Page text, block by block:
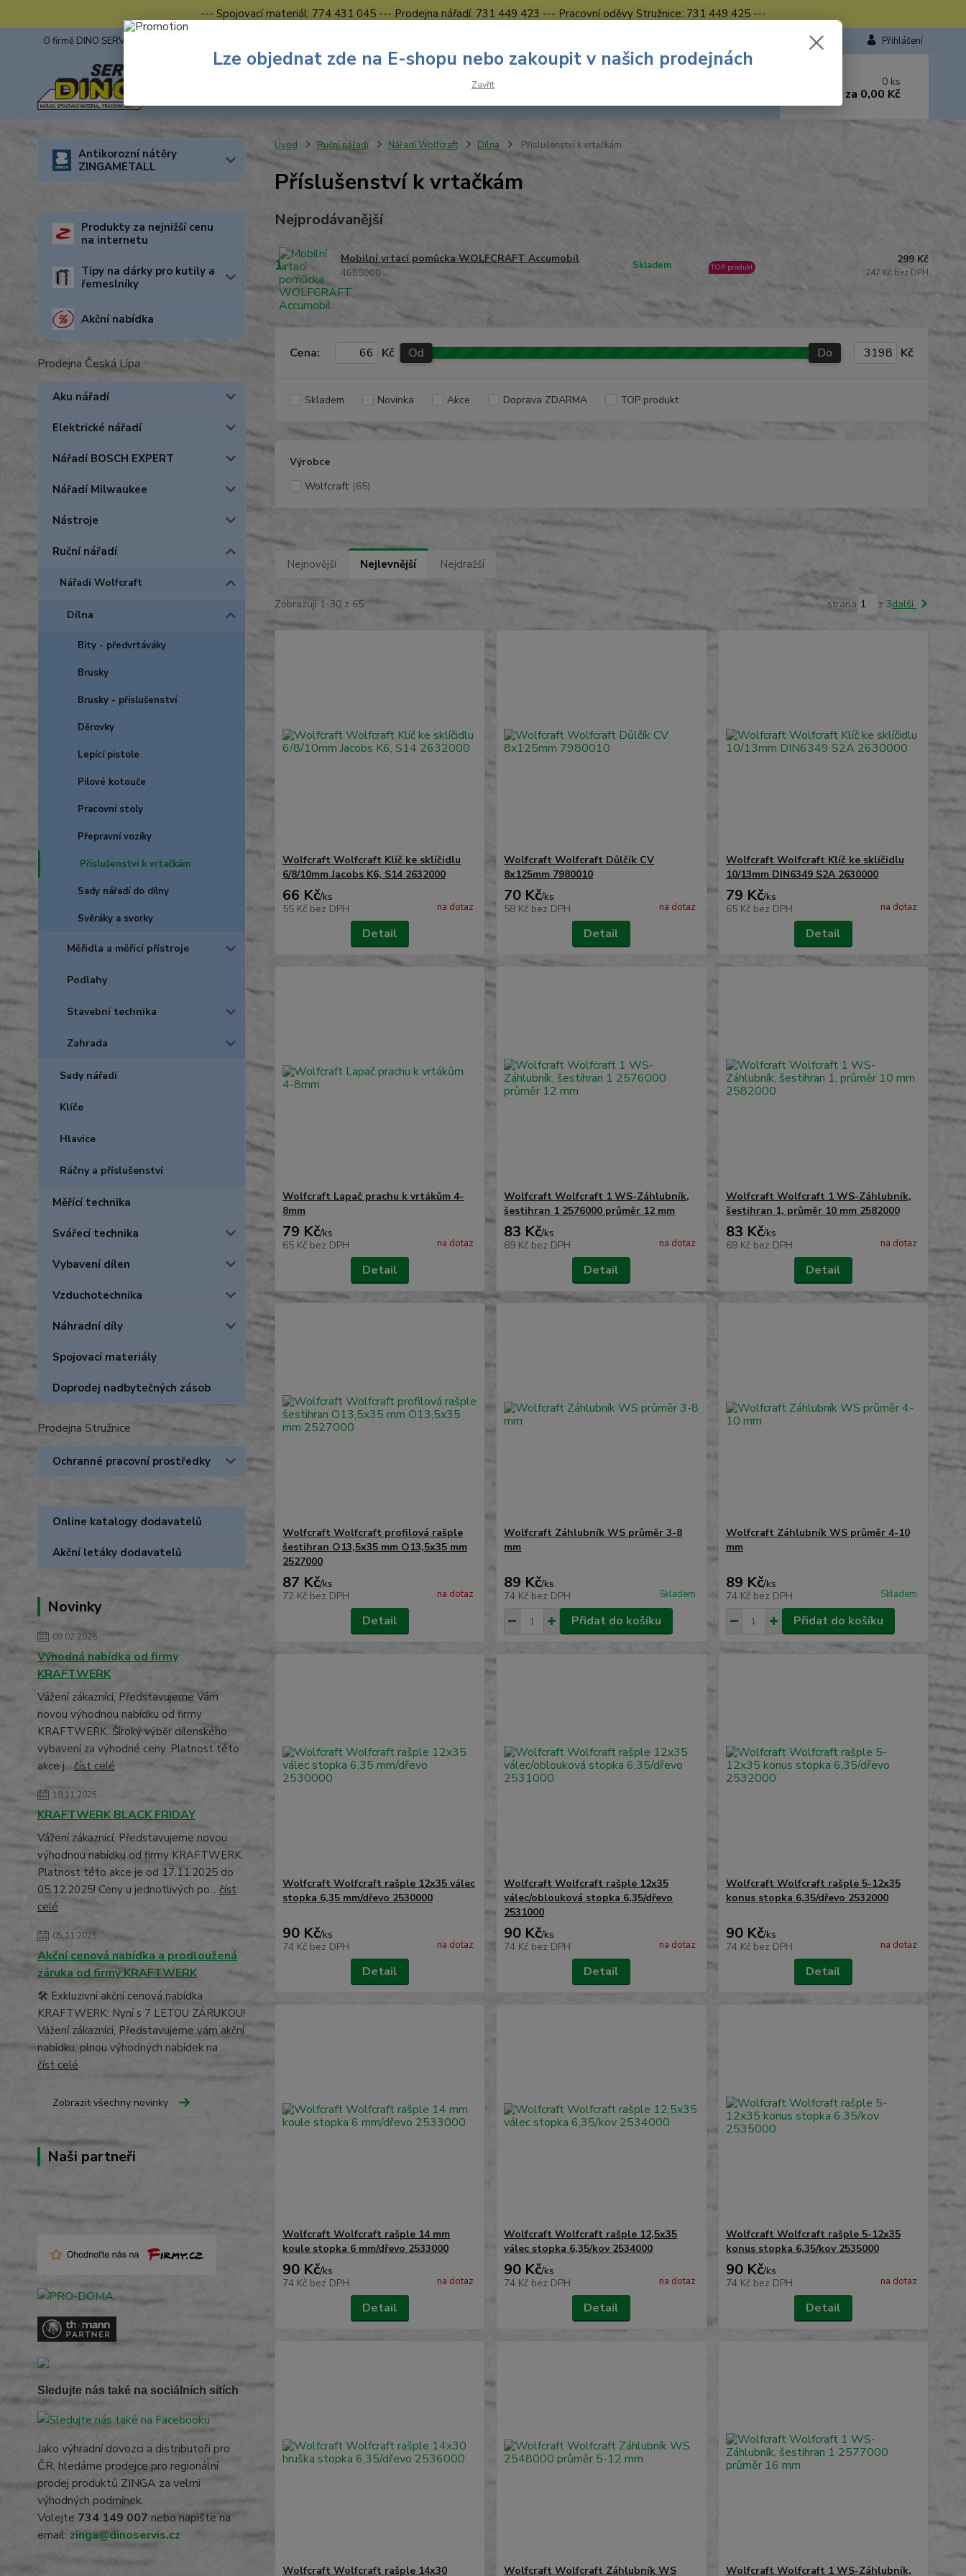
--- Spojovací materiál: 774 431 045 --- Prodejna nářadí: 731 449 423 --- Pracovní oděvy Stružnice: 731 449 425 ---
O firmě DINO SERVIS s.r.o. Přihlášení
Hledat
Nevíte si rady? Zavolejte.
0 ks
za 0,00 Kč
Antikorozní nátěry
ZINGAMETALL
Produkty za nejnižší cenu
na internetu
Tipy na dárky pro kutily a
řemeslníky
Akční nabídka
Prodejna Česká Lípa
Aku nářadí
Elektrické nářadí
Nářadí BOSCH EXPERT
Nářadí Milwaukee
Nástroje
Ruční nářadí
Nářadí Wolfcraft
Dílna
Bity - předvrtáváky
Brusky
Brusky - příslušenství
Děrovky
Lepící pistole
Pilové kotouče
Pracovní stoly
Přepravní vozíky
Příslušenství k vrtačkám
Sady nářadí do dílny
Svěráky a svorky
Měřidla a měřicí přístroje
Podlahy
Stavební technika
Zahrada
Sady nářadí
Klíče
Hlavice
Ráčny a příslušenství
Měřící technika
Svářecí technika
Vybavení dílen
Vzduchotechnika
Náhradní díly
Spojovací materiály
Doprodej nadbytečných zásob
Prodejna Stružnice
Ochranné pracovní prostředky
Online katalogy dodavatelů
Akční letáky dodavatelů
Novinky
09.02.2026
Výhodná nabídka od firmy
KRAFTWERK
Vážení zákaznící, Představujeme Vám
novou výhodnou nabídku od firmy
KRAFTWERK. Široký výběr dílenského
vybavení za výhodné ceny. Platnost této
akce j... číst celé
19.11.2025
KRAFTWERK BLACK FRIDAY
Vážení zákaznící, Představujeme novou
výhodnou nabídku od firmy KRAFTWERK.
Platnost této akce je od 17.11.2025 do
05.12.2025! Ceny u jednotlivých po... číst
celé
05.11.2025
Akční cenová nabídka a prodloužená
záruka od firmy KRAFTWERK
🛠️ Exkluzivní akční cenová nabídka
KRAFTWERK: Nyní s 7 LETOU ZÁRUKOU!
Vážení zákazníci, Představujeme vám akční
nabídku, plnou výhodných nabídek na ...
číst celé
Zobrazit všechny novinky
Naši partneři
Sledujte nás také na sociálních sítích
Jako výhradní dovozci a distributoři pro
ČR, hledáme prodejce pro regionální
prodej produktů ZINGA za velmi
výhodných podmínek.
Volejte 734 149 007 nebo napište na
email: zinga@dinoservis.cz
Úvod Ruční nářadí Nářadí Wolfcraft Dílna Příslušenství k vrtačkám
Příslušenství k vrtačkám
Nejprodávanější
1. Mobilní vrtací pomůcka WOLFCRAFT Accumobil
4685000
Skladem TOP produkt
299 Kč
247 Kč bez DPH
Cena: Kč Od Do Kč
Skladem Novinka Akce Doprava ZDARMA TOP produkt
Výrobce
Wolfcraft (65)
Nejnovější Nejlevnější Nejdražší
Zobrazuji 1-30 z 65 strana z 3další
Wolfcraft Wolfcraft Klíč ke sklíčidlu
6/8/10mm Jacobs K6, S14 2632000
66 Kč/ks
55 Kč bez DPH na dotaz
Detail
Wolfcraft Wolfcraft Důlčík CV
8x125mm 7980010
70 Kč/ks
58 Kč bez DPH na dotaz
Detail
Wolfcraft Wolfcraft Klíč ke sklíčidlu
10/13mm DIN6349 S2A 2630000
79 Kč/ks
65 Kč bez DPH na dotaz
Detail
Wolfcraft Lapač prachu k vrtákům 4-
8mm
79 Kč/ks
65 Kč bez DPH na dotaz
Detail
Wolfcraft Wolfcraft 1 WS-Záhlubník,
šestihran 1 2576000 průměr 12 mm
83 Kč/ks
69 Kč bez DPH na dotaz
Detail
Wolfcraft Wolfcraft 1 WS-Záhlubník,
šestihran 1, průměr 10 mm 2582000
83 Kč/ks
69 Kč bez DPH na dotaz
Detail
Wolfcraft Wolfcraft profilová rašple
šestihran O13,5x35 mm O13,5x35 mm
2527000
87 Kč/ks
72 Kč bez DPH na dotaz
Detail
Wolfcraft Záhlubník WS průměr 3-8
mm
89 Kč/ks
74 Kč bez DPH Skladem
Přidat do košíku
Wolfcraft Záhlubník WS průměr 4-10
mm
89 Kč/ks
74 Kč bez DPH Skladem
Přidat do košíku
Wolfcraft Wolfcraft rašple 12x35 válec
stopka 6,35 mm/dřevo 2530000
90 Kč/ks
74 Kč bez DPH na dotaz
Detail
Wolfcraft Wolfcraft rašple 12x35
válec/oblouková stopka 6,35/dřevo
2531000
90 Kč/ks
74 Kč bez DPH na dotaz
Detail
Wolfcraft Wolfcraft rašple 5-12x35
konus stopka 6,35/dřevo 2532000
90 Kč/ks
74 Kč bez DPH na dotaz
Detail
Wolfcraft Wolfcraft rašple 14 mm
koule stopka 6 mm/dřevo 2533000
90 Kč/ks
74 Kč bez DPH na dotaz
Detail
Wolfcraft Wolfcraft rašple 12,5x35
válec stopka 6,35/kov 2534000
90 Kč/ks
74 Kč bez DPH na dotaz
Detail
Wolfcraft Wolfcraft rašple 5-12x35
konus stopka 6,35/kov 2535000
90 Kč/ks
74 Kč bez DPH na dotaz
Detail
Wolfcraft Wolfcraft rašple 14x30 Wolfcraft Wolfcraft Záhlubník WS Wolfcraft Wolfcraft 1 WS-Záhlubník,
Lze objednat zde na E-shopu nebo zakoupit v našich prodejnách
Zavřít